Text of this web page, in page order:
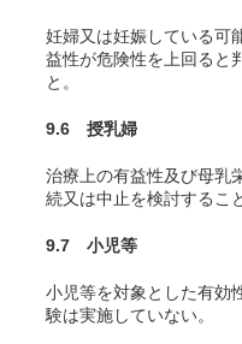
妊婦又は妊娠している可
益性が危険性を上回ると
と。
9.6 授乳婦
治療上の有益性及び母乳
続又は中止を検討するこ
9.7 小児等
小児等を対象とした有効
験は実施していない。